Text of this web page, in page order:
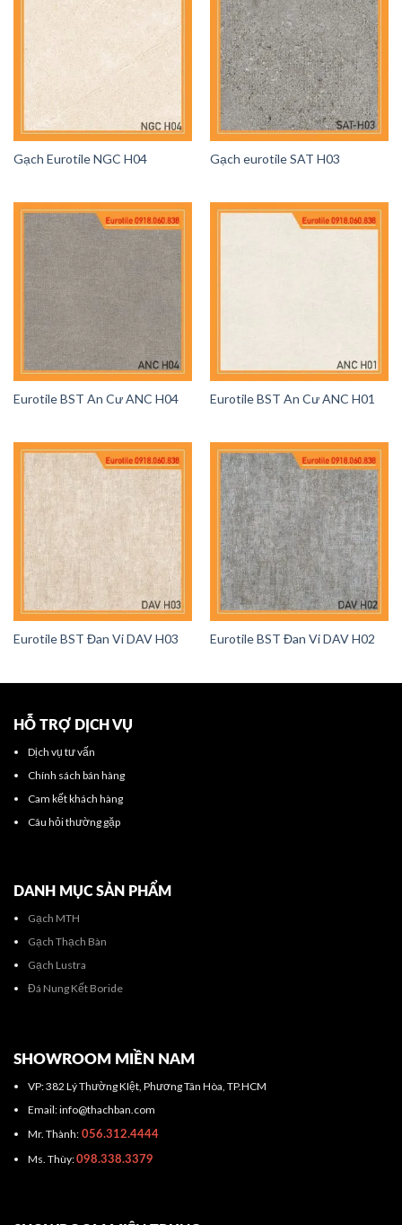
Gạch Eurotile NGC H04 Gạch eurotile SAT H03
Eurotile BST An Cư ANC H04 Eurotile BST An Cư ANC H01
Eurotile BST Đan Vi DAV H03 Eurotile BST Đan Vi DAV H02
HỖ TRỢ DỊCH VỤ
Dịch vụ tư vấn
Chính sách bán hàng
Cam kết khách hàng
Câu hỏi thường gặp
DANH MỤC SẢN PHẨM
Gạch MTH
Gạch Thạch Bàn
Gạch Lustra
Đá Nung Kết Boride
SHOWROOM MIỀN NAM
VP: 382 Lý Thường KIệt, Phương Tân Hòa, TP.HCM
Email: info@thachban.com
Mr. Thành:056.312.4444
Ms. Thùy:098.338.3379